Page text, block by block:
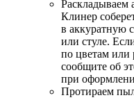
Раскладываем
Клинер
в аккуратную
или стуле.
по цветам или
сообщите об
при
Протираем